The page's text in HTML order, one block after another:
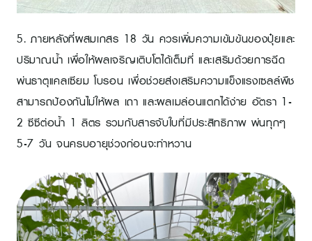
5. ภายหลังที่ผสมเกสร 18 วัน ควรเพิ่มความเข้มข้นของปุ๋ยและ
ปริมาณน้ำ เพื่อให้ผลเจริญเติบโตได้เต็มที่ และเสริมด้วยการฉีด
พ่นธาตุแคลเซียม โบรอน เพื่อช่วยส่งเสริมความแข็งแรงเซลล์พืช
สามารถป้องกันไม่ให้ผล เถา และผลเมล่อนแตกได้ง่าย อัตรา 1-
2 ซีซีต่อน้ำ 1 ลิตร รวมกับสารจับใบที่มีประสิทธิภาพ พ่นทุกๆ
5-7 วัน จนครบอายุช่วงก่อนจะทำหวาน